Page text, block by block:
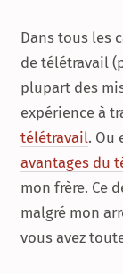
Dans tous les
de télétravail
plupart des
expérience à
télétravail. Ou
avantages du
mon frère. Ce
malgré mon
vous avez